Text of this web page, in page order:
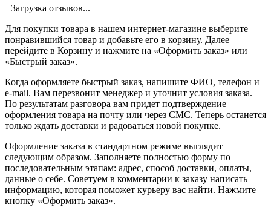
Загрузка отзывов...
Для покупки товара в нашем интернет-магазине выберите
понравившийся товар и добавьте его в корзину. Далее
перейдите в Корзину и нажмите на «Оформить заказ» или
«Быстрый заказ».
Когда оформляете быстрый заказ, напишите ФИО, телефон и
e-mail. Вам перезвонит менеджер и уточнит условия заказа.
По результатам разговора вам придет подтверждение
оформления товара на почту или через СМС. Теперь останется
только ждать доставки и радоваться новой покупке.
Оформление заказа в стандартном режиме выглядит
следующим образом. Заполняете полностью форму по
последовательным этапам: адрес, способ доставки, оплаты,
данные о себе. Советуем в комментарии к заказу написать
информацию, которая поможет курьеру вас найти. Нажмите
кнопку «Оформить заказ».